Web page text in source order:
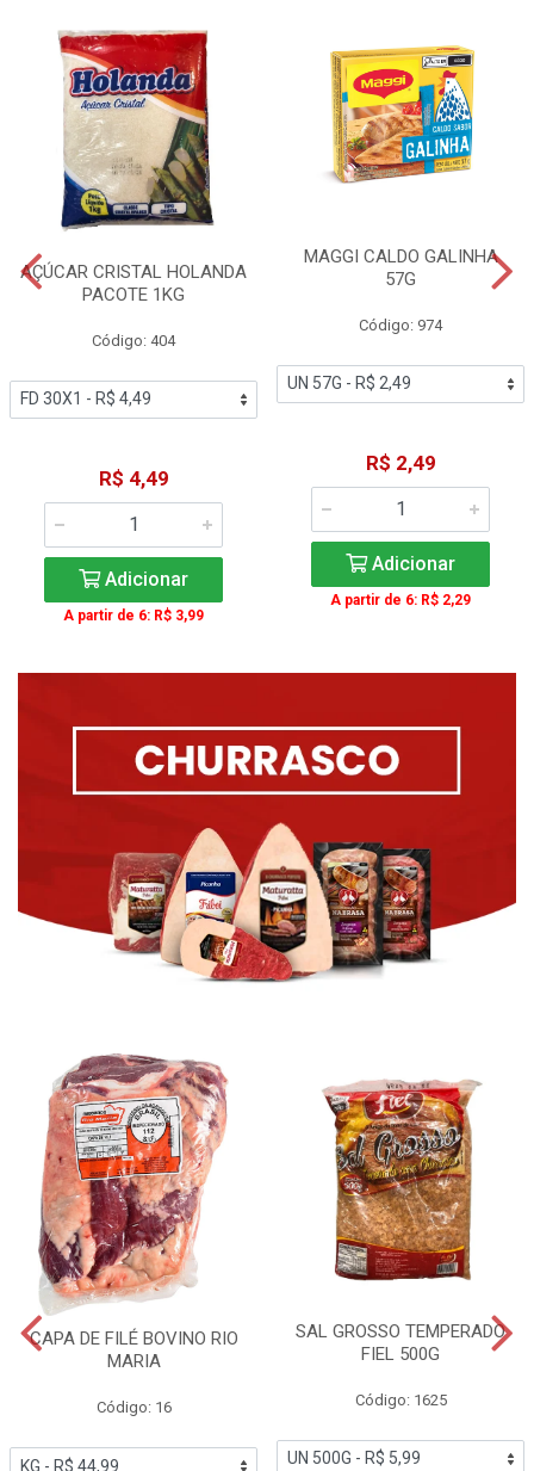
AÇÚCAR CRISTAL HOLANDA
PACOTE 1KG
Código: 404
R$ 4,49
Adicionar
A partir de 6: R$ 3,99
MAGGI CALDO GALINHA
57G
Código: 974
R$ 2,49
Adicionar
A partir de 6: R$ 2,29
CAPA DE FILÉ BOVINO RIO
MARIA
Código: 16
SAL GROSSO TEMPERADO
FIEL 500G
Código: 1625